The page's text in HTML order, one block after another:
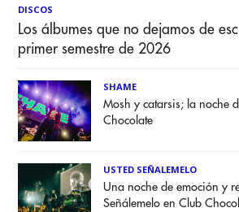
DISCOS
Los álbumes que no dejamos de
primer semestre de 2026
SHAME
Mosh y catarsis; la noche
Chocolate
USTED SEÑALEMELO
Una noche de emoción y
Señálemelo en Club